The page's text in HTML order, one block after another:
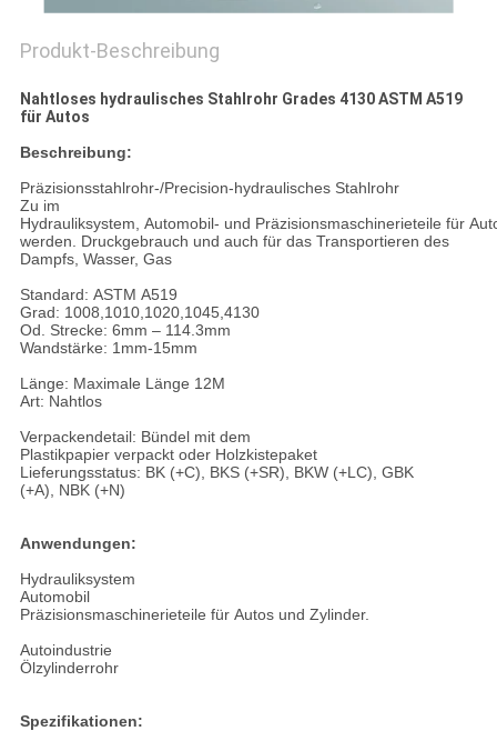
Produkt-Beschreibung
Nahtloses hydraulisches Stahlrohr Grades 4130 ASTM A519
für Autos
Beschreibung:
Präzisionsstahlrohr-/Precision-hydraulisches Stahlrohr
Zu im
Hydrauliksystem, Automobil- und Präzisionsmaschinerieteile für
werden. Druckgebrauch und auch für das Transportieren des
Dampfs, Wasser, Gas
Standard: ASTM A519
Grad: 1008,1010,1020,1045,4130
Od. Strecke: 6mm – 114.3mm
Wandstärke: 1mm-15mm
Länge: Maximale Länge 12M
Art: Nahtlos
Verpackendetail: Bündel mit dem
Plastikpapier verpackt oder Holzkistepaket
Lieferungsstatus: BK (+C), BKS (+SR), BKW (+LC), GBK
(+A), NBK (+N)
Anwendungen:
Hydrauliksystem
Automobil
Präzisionsmaschinerieteile für Autos und Zylinder.
Autoindustrie
Ölzylinderrohr
Spezifikationen: